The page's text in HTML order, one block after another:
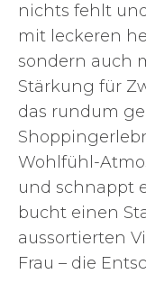
nichts fehlt
mit leckeren
sondern auch
Stärkung für
das rundum
Wohlfühl-
und schnappt
bucht einen
aussortierten
Frau – die